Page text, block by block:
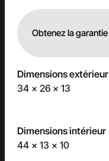
Obtenez la garantie
Dimensions extérieur
34 x 26 x 13
Dimensions intérieur
44 x 13 x 10